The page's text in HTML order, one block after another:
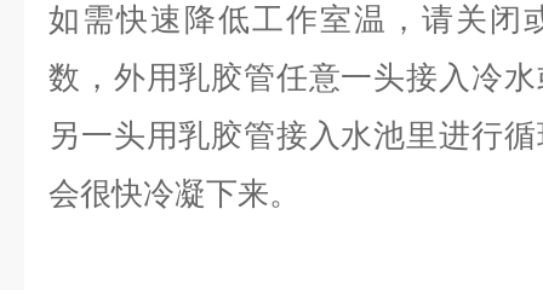
如需快速降低工作室温，请关闭
数，外用乳胶管任意一头接入冷
另一头用乳胶管接入水池里进行
会很快冷凝下来。